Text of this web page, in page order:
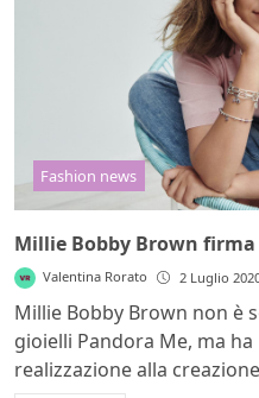
Fashion news
Millie Bobby Brown
Valentina Rorato 2 Luglio
Millie Bobby Brown non è
gioielli Pandora Me, ma
realizzazione alla